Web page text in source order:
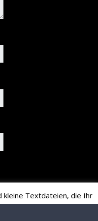
kleine Textdateien, die Ihr